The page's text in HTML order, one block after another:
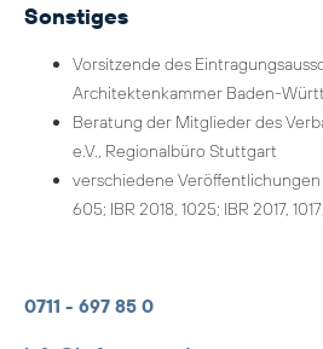
Sonstiges
Vorsitzende des
Architektenkammer Baden-
Beratung der Mitglieder des
e.V., Regionalbüro Stuttgart
verschiedene Veröffentlichungen
605; IBR 2018, 1025; IBR 2017,
0711 - 697 85 0